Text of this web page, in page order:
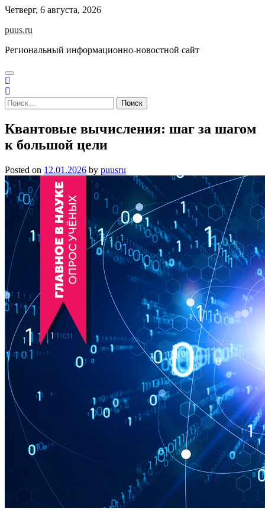
Skip
content
Четверг, 6 августа, 2026
puus.ru
Региональный информационно-новостной сайт
Найти:
Квантовые вычисления: шаг за шагом
к большой цели
Posted on 12.01.2026 by puusru